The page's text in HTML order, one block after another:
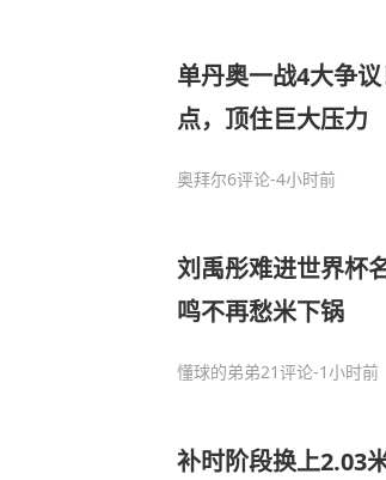
单丹奥一战4大争
点，顶住巨大压力
奥拜尔6评论-4小时前
刘禹彤难进世界杯
鸣不再愁米下锅
懂球的弟弟21评论-1小时前
补时阶段换上2.03